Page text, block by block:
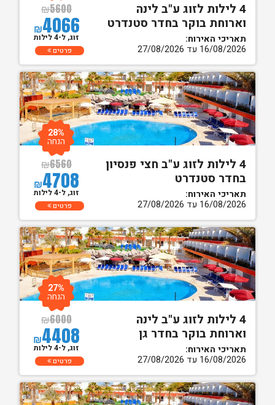
4 לילות לזוג ע"ב לינה
וארוחת בוקר בחדר סטנדרט
תאריכי האירוח:
16/08/2026 עד 27/08/2026
₪5600
₪4066
זוג, ל-4 לילות
פרטים
4 לילות לזוג ע"ב חצי פנסיון
בחדר סטנדרט
תאריכי האירוח:
16/08/2026 עד 27/08/2026
₪6560
₪4708
28%
הנחה
זוג, ל-4 לילות
פרטים
4 לילות לזוג ע"ב לינה
וארוחת בוקר בחדר גן
תאריכי האירוח:
16/08/2026 עד 27/08/2026
₪6000
₪4408
27%
הנחה
זוג, ל-4 לילות
פרטים